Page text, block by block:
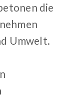
die
Umwelt.